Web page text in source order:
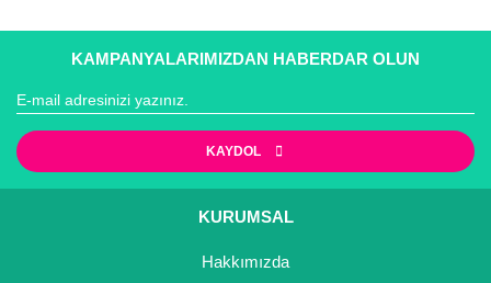
KAMPANYALARIMIZDAN HABERDAR OLUN
KAYDOL
KURUMSAL
Hakkımızda